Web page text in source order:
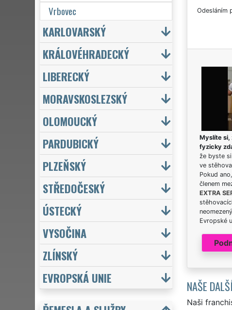
Odesláním
Myslíte si,
fyzicky
že byste
ve
Pokud
členem
EXTRA
Evropské
NAŠE
Naši
Vrbovec
KARLOVARSKÝ
KRÁLOVÉHRADECKÝ
LIBERECKÝ
MORAVSKOSLEZSKÝ
OLOMOUCKÝ
PARDUBICKÝ
PLZEŇSKÝ
STŘEDOČESKÝ
ÚSTECKÝ
VYSOČINA
ZLÍNSKÝ
EVROPSKÁ UNIE